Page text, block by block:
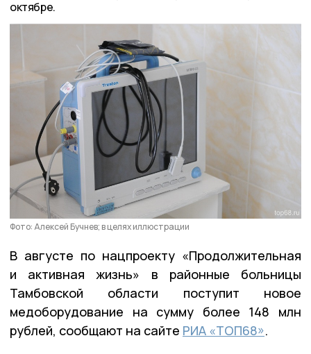
октябре.
Фото: Алексей Бучнев; в целях иллюстрации
В августе по нацпроекту «Продолжительная
и активная жизнь» в районные больницы
Тамбовской области поступит новое
медоборудование на сумму более 148 млн
рублей, сообщают на сайте РИА «ТОП68».